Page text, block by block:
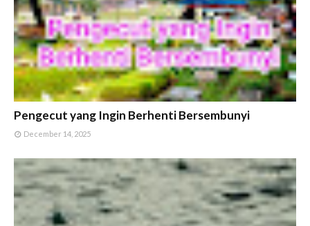
Pengecut yang Ingin Berhenti Bersembunyi
December 14, 2025